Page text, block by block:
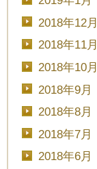
2018年12月
2018年11月
2018年10月
2018年9月
2018年8月
2018年7月
2018年6月